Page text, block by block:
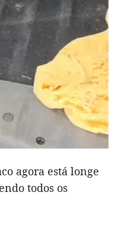
agora está longe
todos os